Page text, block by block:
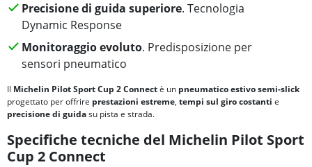
Precisione di guida superiore. Tecnologia
Dynamic Response
Monitoraggio evoluto. Predisposizione per
sensori pneumatico
Il Michelin Pilot Sport Cup 2 Connectè un pneumatico estivo semi-slick
progettato per offrire prestazioni estreme, tempi sul giro costanti e
precisione di guidasu pista e strada.
Specifiche tecniche del Michelin Pilot Sport
Cup 2 Connect